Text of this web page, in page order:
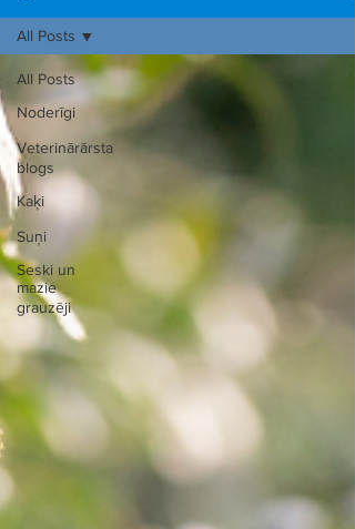
All Posts
Noderīgi
Veterinārārsta
blogs
Kaķi
Suņi
Seski un
mazie
grauzēji
All Posts